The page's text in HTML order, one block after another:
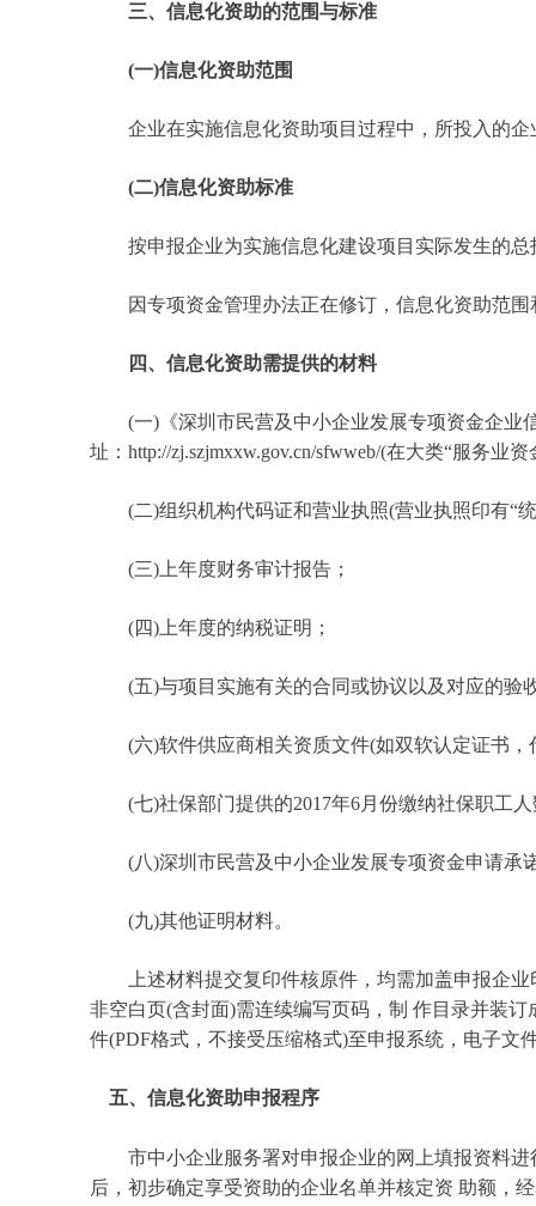
三、信息化资助的范围与标准
(一)信息化资助范围
企业在实施信息化资助项目过程中，所投入的企
(二)信息化资助标准
按申报企业为实施信息化建设项目实际发生的总
因专项资金管理办法正在修订，信息化资助范围
四、信息化资助需提供的材料
(一)《深圳市民营及中小企业发展专项资金企业
址：http://zj.szjmxxw.gov.cn/sfwweb/(在大类“服务业资
(二)组织机构代码证和营业执照(营业执照印有“
(三)上年度财务审计报告；
(四)上年度的纳税证明；
(五)与项目实施有关的合同或协议以及对应的验
(六)软件供应商相关资质文件(如双软认定证书，
(七)社保部门提供的2017年6月份缴纳社保职工人
(八)深圳市民营及中小企业发展专项资金申请承
(九)其他证明材料。
上述材料提交复印件核原件，均需加盖申报企业
非空白页(含封面)需连续编写页码，制 作目录并装
件(PDF格式，不接受压缩格式)至申报系统，电子文
五、 信息化资助申报程序
市中小企业服务署对申报企业的网上填报资料进
后，初步确定享受资助的企业名单并核定资 助额，